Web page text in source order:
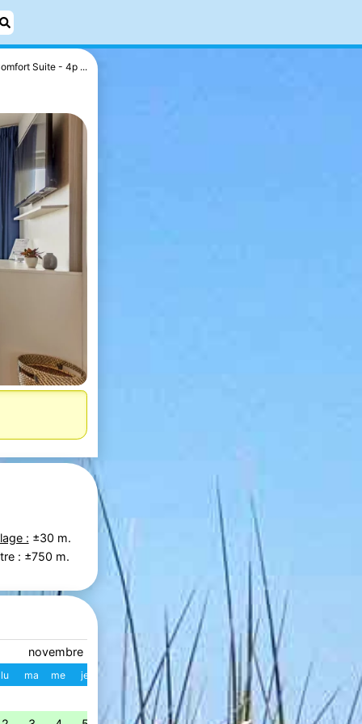
Suite - 4p ...
: ±30 m.
: ±750 m.
novembre 2026
lu ma me je sa di
décembre 2026
ma me je
1 2 3 4 5